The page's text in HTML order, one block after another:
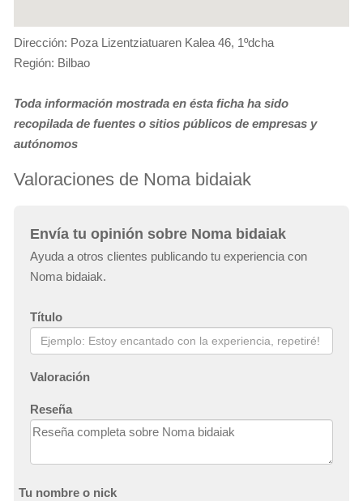
Dirección: Poza Lizentziatuaren Kalea 46, 1ºdcha
Región: Bilbao
Toda información mostrada en ésta ficha ha sido
recopilada de fuentes o sitios públicos de empresas y
autónomos
Valoraciones de Noma bidaiak
Envía tu opinión sobre Noma bidaiak
Ayuda a otros clientes publicando tu experiencia con
Noma bidaiak.
Título
Valoración
Reseña
Tu nombre o nick